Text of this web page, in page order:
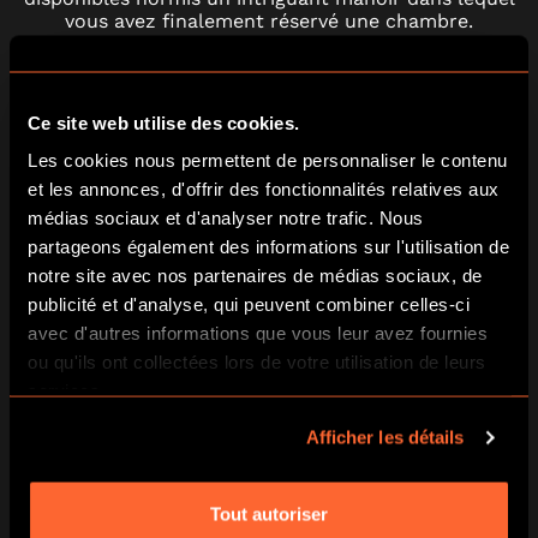
Ce site web utilise des cookies.
Les cookies nous permettent de personnaliser le contenu
et les annonces, d'offrir des fonctionnalités relatives aux
médias sociaux et d'analyser notre trafic. Nous
partageons également des informations sur l'utilisation de
notre site avec nos partenaires de médias sociaux, de
publicité et d'analyse, qui peuvent combiner celles-ci
avec d'autres informations que vous leur avez fournies
ou qu'ils ont collectées lors de votre utilisation de leurs
services.
Afficher les détails
Tout autoriser
vous avez finalement réservé une chambre.
propriétaire Herman Webster Mudgett, alias H.H.
Holmes fera plus de deux cents victimes.
Oserez-vous entrer dans votre chambre?
ESCAPE HUNT GARE SAINT-JEAN
5 Rue Pierre Loti 33800 Bordeaux
VIRTUAL ROOM
Virtual Room, 1ère salle de réalité virtuelle collaborative à
Bordeaux, propose des expériences originales et accessibles